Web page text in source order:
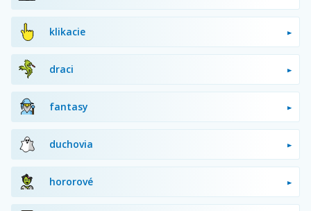
klikacie
draci
fantasy
duchovia
hororové